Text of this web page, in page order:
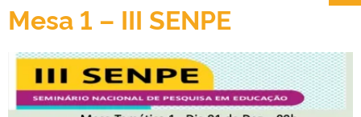
PORTARIAS
TELEFONES
Mesa 1 – III SENPE